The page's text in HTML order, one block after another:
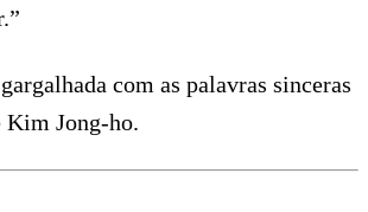
com as palavras sinceras
Kim Jong-ho.